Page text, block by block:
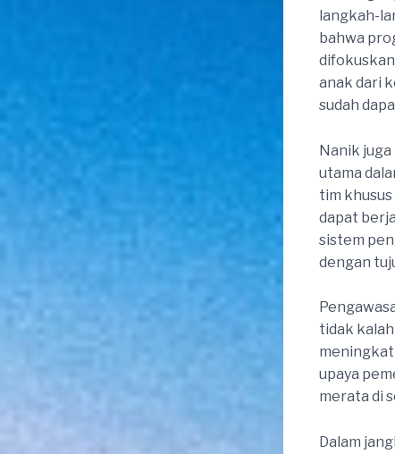
langkah-
bahwa
anak dari
sudah
Nanik
utama
tim
dapat
sistem
dengan
tidak
upaya
merata di
Dalam